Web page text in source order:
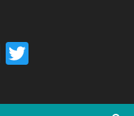
LinkedIn